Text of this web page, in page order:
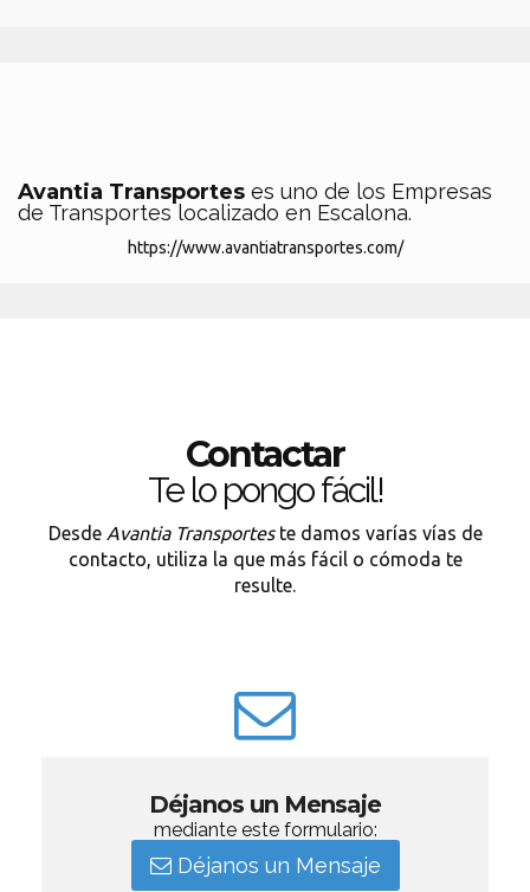
Avantia Transportes es uno de los Empresas
de Transportes localizado en Escalona.
https://www.avantiatransportes.com/
Contactar
Te lo pongo fácil!
Desde Avantia Transporteste damos varías vías de
contacto, utiliza la que más fácil o cómoda te
resulte.
Déjanos un Mensaje
mediante este formulario:
Déjanos un Mensaje